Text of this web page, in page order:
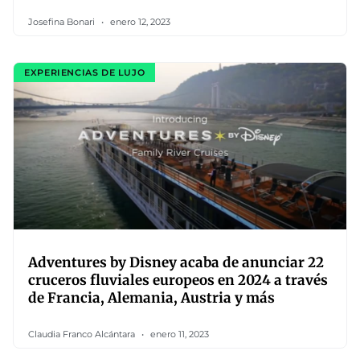
Josefina Bonari enero 12, 2023
EXPERIENCIAS DE LUJO
Adventures by Disney acaba de anunciar 22
cruceros fluviales europeos en 2024 a través
de Francia, Alemania, Austria y más
Claudia Franco Alcántara enero 11, 2023